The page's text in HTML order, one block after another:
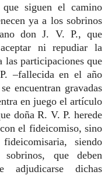
siguen el camino
ya a los sobrinos
don J. V. P., que
ni repudiar la
las participaciones que
–fallecida en el año
encuentran gravadas
en juego el artículo
doña R. V. P. herede
el fideicomiso, sino
siendo
que deben
dichas